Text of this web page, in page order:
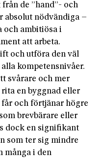
de ”hand”- och
absolut nödvändiga –
och ambitiösa i
att arbeta.
och utföra den väl
kompetensnivåer.
svårare och mer
en byggnad eller
och förtjänar högre
brevbärare eller
dock en signifikant
som ter sig mindre
många i den